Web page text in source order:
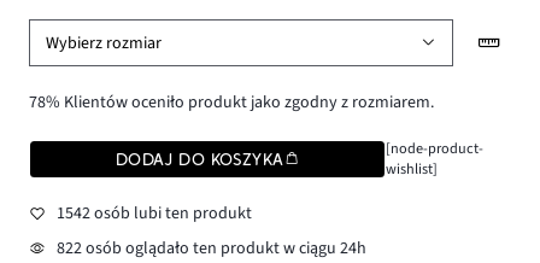
Wybierz rozmiar
78% Klientów oceniło produkt jako zgodny z rozmiarem.
DODAJ DO KOSZYKA
[node-product-
wishlist]
1542 osób lubi ten produkt
822 osób oglądało ten produkt w ciągu 24h